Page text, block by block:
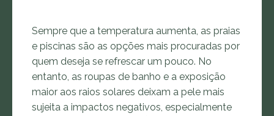
Sempre que a temperatura aumenta, as praias
e piscinas são as opções mais procuradas por
quem deseja se refrescar um pouco. No
entanto, as roupas de banho e a exposição
maior aos raios solares deixam a pele mais
sujeita a impactos negativos, especialmente